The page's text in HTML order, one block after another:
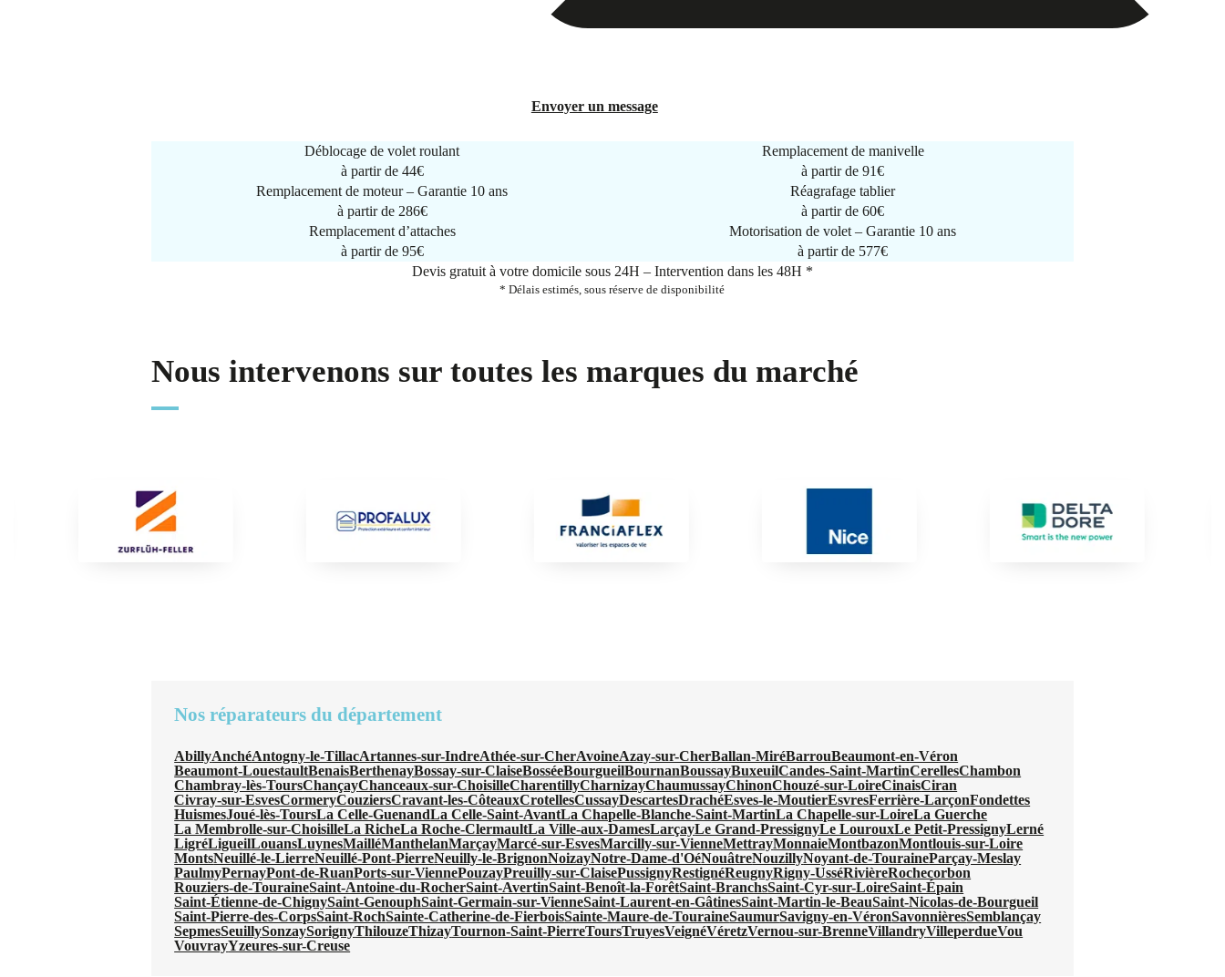
Envoyer un message
Déblocage de volet roulant
à partir de 44€
Remplacement de manivelle
à partir de91€
Remplacement de moteur – Garantie 10 ans
à partir de 286€
Réagrafage tablier
à partir de60€
Remplacement d’attaches
à partir de 95€
Motorisation de volet – Garantie 10 ans
à partir de 577€
Devis gratuit à votre domicile sous 24H – Intervention dans les 48H *
* Délais estimés, sous réserve de disponibilité
Nous intervenons sur toutes les marques du marché
Nos réparateurs du département
AbillyAnchéAntogny-le-TillacArtannes-sur-IndreAthée-sur-CherAvoineAzay-sur-CherBallan-MiréBarrouBeaumont-en-Véron
Beaumont-LouestaultBenaisBerthenayBossay-sur-ClaiseBosséeBourgueilBournanBoussayBuxeuilCandes-Saint-MartinCerellesChambon
Chambray-lès-ToursChançayChanceaux-sur-ChoisilleCharentillyCharnizayChaumussayChinonChouzé-sur-LoireCinaisCiran
Civray-sur-EsvesCormeryCouziersCravant-les-CôteauxCrotellesCussayDescartesDrachéEsves-le-MoutierEsvresFerrière-LarçonFondettes
HuismesJoué-lès-ToursLa Celle-GuenandLa Celle-Saint-AvantLa Chapelle-Blanche-Saint-MartinLa Chapelle-sur-LoireLa Guerche
La Membrolle-sur-ChoisilleLa RicheLa Roche-ClermaultLa Ville-aux-DamesLarçayLe Grand-PressignyLe LourouxLe Petit-PressignyLerné
LigréLigueilLouansLuynesMailléManthelanMarçayMarcé-sur-EsvesMarcilly-sur-VienneMettrayMonnaieMontbazonMontlouis-sur-Loire
MontsNeuillé-le-LierreNeuillé-Pont-PierreNeuilly-le-BrignonNoizayNotre-Dame-d'OéNouâtreNouzillyNoyant-de-TouraineParçay-Meslay
PaulmyPernayPont-de-RuanPorts-sur-ViennePouzayPreuilly-sur-ClaisePussignyRestignéReugnyRigny-UsséRivièreRochecorbon
Rouziers-de-TouraineSaint-Antoine-du-RocherSaint-AvertinSaint-Benoît-la-ForêtSaint-BranchsSaint-Cyr-sur-LoireSaint-Épain
Saint-Étienne-de-ChignySaint-GenouphSaint-Germain-sur-VienneSaint-Laurent-en-GâtinesSaint-Martin-le-BeauSaint-Nicolas-de-Bourgueil
Saint-Pierre-des-CorpsSaint-RochSainte-Catherine-de-FierboisSainte-Maure-de-TouraineSaumurSavigny-en-VéronSavonnièresSemblançay
SepmesSeuillySonzaySorignyThilouzeThizayTournon-Saint-PierreToursTruyesVeignéVéretzVernou-sur-BrenneVillandryVilleperdueVou
VouvrayYzeures-sur-Creuse